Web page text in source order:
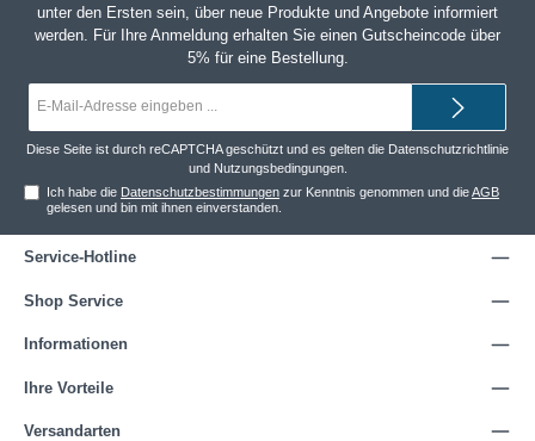
unter den Ersten sein, über neue Produkte und Angebote informiert
werden. Für Ihre Anmeldung erhalten Sie einen Gutscheincode über
5% für eine Bestellung.
Diese Seite ist durch reCAPTCHA geschützt und es gelten die Datenschutzrichtlinie
und Nutzungsbedingungen.
Ich habe die Datenschutzbestimmungen zur Kenntnis genommen und dieAGB
gelesen und bin mit ihnen einverstanden.
Service-Hotline
Shop Service
Informationen
Ihre Vorteile
Versandarten